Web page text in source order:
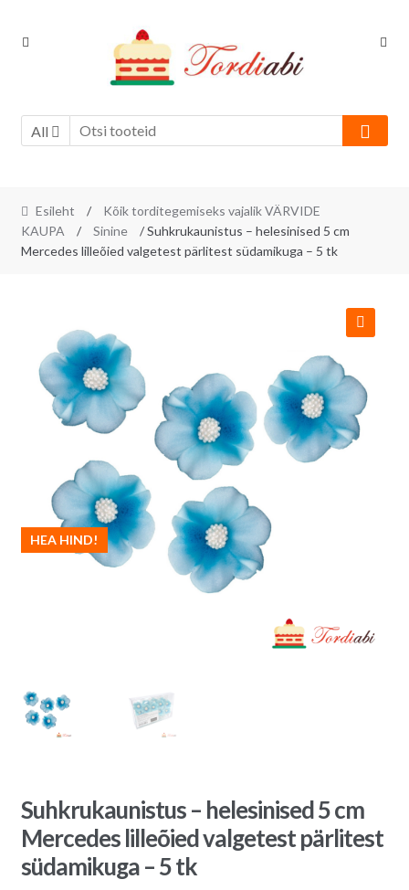
Skip
Skip
All
Esileht /
Kõik torditegemiseks vajalik VÄRVIDE
KAUPA
/ Sinine
/ Suhkrukaunistus – helesinised 5 cm
Mercedes lilleõied valgetest pärlitest südamikuga – 5 tk
HEA HIND!
Suhkrukaunistus – helesinised 5 cm
Mercedes lilleõied valgetest pärlitest
südamikuga – 5 tk